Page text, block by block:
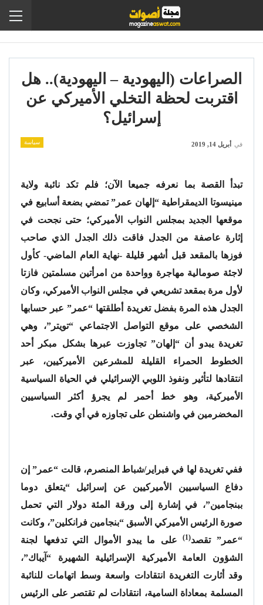
الصراعات (اليهودية – اليهودية).. هل
اقتربت لحظة التخلي الأميركي عن
إسرائيل؟
سياسة في أبريل 14, 2019
تبدأ القصة بما نعرفه جميعا الآن؛ فلم تكد نائبة ولاية
مينيسوتا الديمقراطية “إلهان عمر” تمضي بضعة أسابيع في
موقعها الجديد بمجلس النواب الأميركي؛ حتى نجحت في
إثارة عاصفة من الجدل فاقت ذلك الجدل الذي صاحب
فوزها بالمقعد قبل أشهر قليلة -نهاية العام الماضي- كأول
لاجئة صومالية مهاجرة وواحدة من امرأتين مسلمتين فازتا
لأول مرة بمقعد تشريعي في مجلس النواب الأميركي، وكان
الجدل هذه المرة بفضل تغريدة أطلقتها “عمر” عبر حسابها
الشخصي على موقع التواصل الاجتماعي “تويتر”، وهي
تغريدة يبدو أن “إلهان” تجاوزت عبرها بشكل مبكر أحد
الخطوط الحمراء القليلة للمشرعين الأميركيين، عبر
انتقادها لتأثير ونفوذ اللوبي الإسرائيلي في الحياة السياسية
الأميركية، وهو خط أحمر لم يجرؤ أكثر السياسيين
المخضرمين في واشنطن على تجاوزه في أي وقت.
ففي تغريدة لها في فبراير/شباط المنصرم، قالت “عمر” إن
دفاع السياسيين الأميركيين عن إسرائيل “يتعلق دوما
ببنجامين”، في إشارة إلى ورقة المئة دولار التي تحمل
صورة الرئيس الأميركي الأسبق “بنجامين فرانكلين”، وكانت
“عمر” تقصد(1)
على ما يبدو الأموال التي تدفعها لجنة
الشؤون العامة الأميركية الإسرائيلية الشهيرة “آيباك”،
وقد
أثارت التغريدة انتقادات واسعة وسط اتهامات للنائبة
المسلمة بمعاداة السامية، انتقادات لم تقتصر على الرئيس